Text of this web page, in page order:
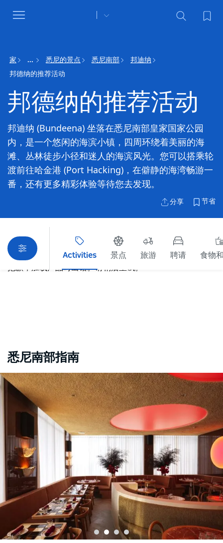
Toggle
navigation
邦德纳的推荐活动
邦迪纳 (Bundeena) 坐落在悉尼南部皇家国家公园
内，是一个悠闲的海滨小镇，四周环绕着美丽的海
滩、丛林徒步小径和迷人的海滨风光。您可以搭乘轮
渡前往哈金港 (Port Hacking)，在僻静的海湾畅游一
番，还有更多精彩体验等待您去发现。
家 ... 悉尼的景点 悉尼南部
邦迪纳
邦德纳的推荐活动
分享 节省
Activities 景点 旅游 聘请 食物
抱歉，加载产品时出错。请稍后重试。
悉尼南部指南